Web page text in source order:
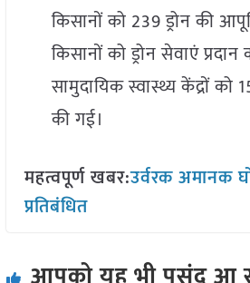
किसानों को 239 ड्रोन की
किसानों को ड्रोन सेवाएं
सामुदायिक स्वास्थ्य केंद्रों को
की गई।
महत्वपूर्ण खबर:उर्वरक अमानक
प्रतिबंधित